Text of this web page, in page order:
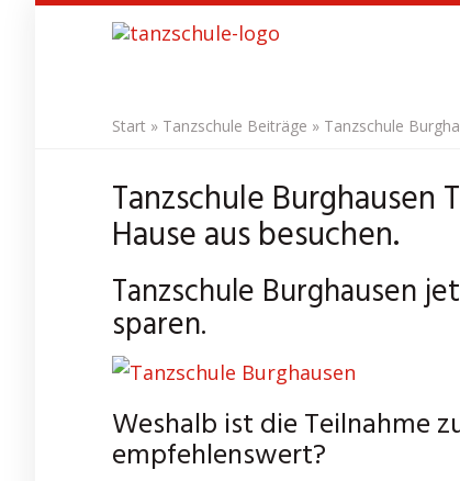
Start » Tanzschule Beiträge » Tanzschule
Tanzschule Burghausen
Hause aus besuchen.
Tanzschule Burghausen
sparen.
Weshalb ist die Teilnahme
empfehlenswert?